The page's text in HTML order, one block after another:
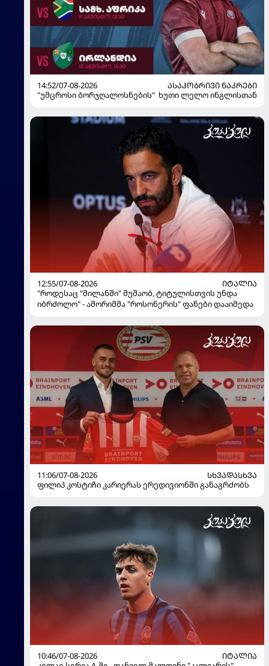
14:52/07-08-2026
ᲐᲡᲐᲙᲝᲑᲠᲘᲕᲘ ᲜᲐᲙᲠᲔᲑᲘ
"უმცროსი ბორჯღალოსნების" ხუთი ლელო ინგლისთან
12:55/07-08-2026
ᲘᲢᲐᲚᲘᲐ
"როდესაც "მილანში" მუშაობ, ტიტულისთვის უნდა
იბრძოლო" - ამორიმმა "როსონერის" ფანები დააიმედა
11:06/07-08-2026
ᲡᲮᲕᲐᲓᲐᲡᲮᲕᲐ
ფილიპ კოსტიჩი კარიერას ერედივიონში განაგრძობს
10:46/07-08-2026
ᲘᲢᲐᲚᲘᲐ